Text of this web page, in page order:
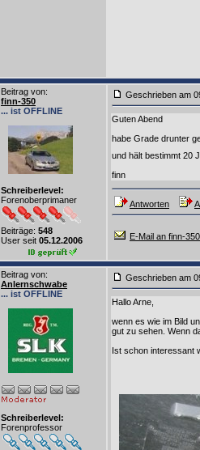
Beitrag von:
finn-350
... ist OFFLINE
Schreiberlevel:
Forenoberprimaner
Beiträge: 548
User seit 05.12.2006
Geschrieben am
Guten Abend
habe Grade drunter
und hält bestimmt 20
finn
Antworten
E-Mail an finn-350
Beitrag von:
Anlernschwabe
... ist OFFLINE
Schreiberlevel:
Forenprofessor
Geschrieben am
Hallo Arne,
wenn es wie im Bild
gut zu sehen. Wenn
Ist schon interessant